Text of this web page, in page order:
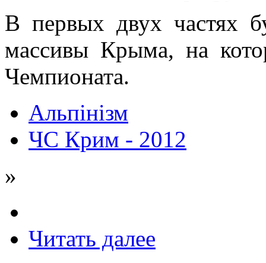
В первых двух частях
массивы Крыма, на
Чемпионата.
Альпінізм
ЧС Крим - 2012
»
Читать далее